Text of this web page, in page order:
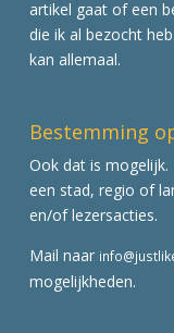
artikel gaat of een
die ik al bezocht
kan allemaal.
Bestemming
Ook dat is
een stad, regio of
en/of lezersacties.
Mail naar
mogelijkheden.